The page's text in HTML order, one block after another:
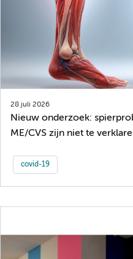
28 juli 2026
Nieuw onderzoek:
ME/CVS zijn niet te
covid-19